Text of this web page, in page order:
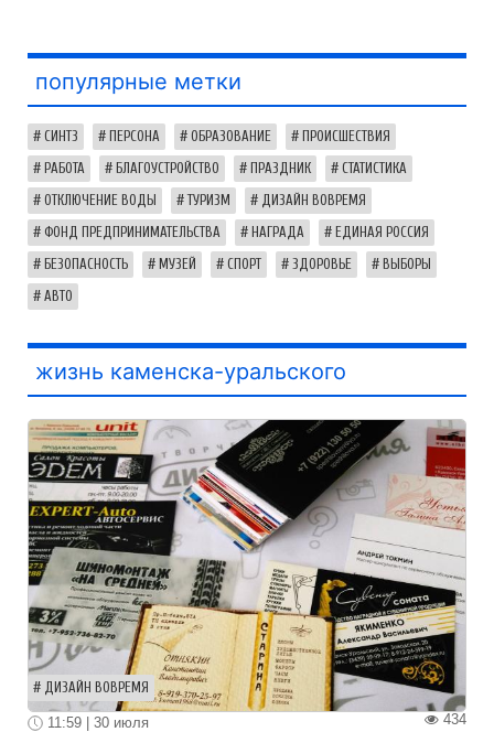
популярные метки
СИНТЗ ПЕРСОНА ОБРАЗОВАНИЕ ПРОИСШЕСТВИЯ
РАБОТА БЛАГОУСТРОЙСТВО ПРАЗДНИК СТАТИСТИКА
ОТКЛЮЧЕНИЕ ВОДЫ ТУРИЗМ ДИЗАЙН ВОВРЕМЯ
ФОНД ПРЕДПРИНИМАТЕЛЬСТВА НАГРАДА ЕДИНАЯ РОССИЯ
БЕЗОПАСНОСТЬ МУЗЕЙ СПОРТ ЗДОРОВЬЕ ВЫБОРЫ
АВТО
жизнь каменска-уральского
ДИЗАЙН ВОВРЕМЯ
434
11:59 | 30 июля